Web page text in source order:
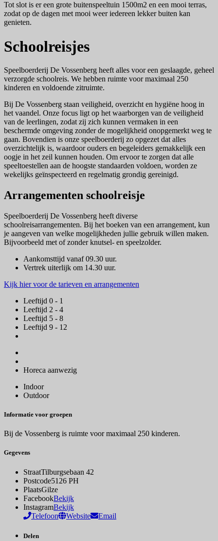
Tot slot is er een grote buitenspeeltuin 1500m2 en een mooi terras,
zodat op de dagen met mooi weer iedereen lekker buiten kan
genieten.
Schoolreisjes
Speelboerderij De Vossenberg heeft alles voor een geslaagde, geheel
verzorgde schoolreis. We hebben ruimte voor maximaal 250
kinderen en voldoende zitruimte.
Bij De Vossenberg staan veiligheid, overzicht en hygiëne hoog in
het vaandel. Onze focus ligt op het waarborgen van de veiligheid
van de leerlingen, zodat zij zich kunnen vermaken in een
beschermde omgeving zonder de mogelijkheid onopgemerkt weg te
gaan. Bovendien is onze speelboerderij zo opgezet dat alles
overzichtelijk is, waardoor ouders en begeleiders gemakkelijk een
oogje in het zeil kunnen houden. Om ervoor te zorgen dat alle
speeltoestellen aan de hoogste standaarden voldoen, worden ze
wekelijks geïnspecteerd en regelmatig grondig gereinigd.
Arrangementen schoolreisje
Speelboerderij De Vossenberg heeft diverse
schoolreisarrangementen. Bij het boeken van een arrangement, kun
je aangeven van welke mogelijkheden jullie gebruik willen maken.
Bijvoorbeeld met of zonder knutsel- en speelzolder.
Aankomsttijd vanaf 09.30 uur.
Vertrek uiterlijk om 14.30 uur.
Kijk hier voor de tarieven en arrangementen
Leeftijd 0 - 1
Leeftijd 2 - 4
Leeftijd 5 - 8
Leeftijd 9 - 12
Horeca aanwezig
Indoor
Outdoor
Informatie voor groepen
Bij de Vossenberg is ruimte voor maximaal 250 kinderen.
Gegevens
StraatTilburgsebaan 42
Postcode5126 PH
PlaatsGilze
FacebookBekijk
InstagramBekijk
Telefoon
Website Email
Delen